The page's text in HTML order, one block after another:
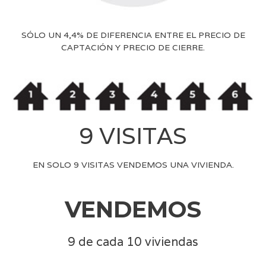
SÓLO UN 4,4% DE DIFERENCIA ENTRE EL PRECIO DE
CAPTACIÓN Y PRECIO DE CIERRE.
9 VISITAS
EN SOLO 9 VISITAS VENDEMOS UNA VIVIENDA.
VENDEMOS
9 de cada 10 viviendas